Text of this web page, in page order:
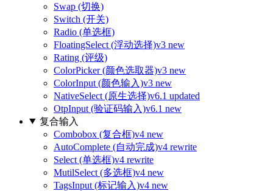
Swap (切换)
Switch (开关)
Radio (单选框)
FloatingSelect (浮动选择)v3 new
Rating (评级)
ColorPicker (颜色选取器)v3 new
ColorInput (颜色输入)v3 new
NativeSelect (原生选择)v6.1 updated
OtpInput (验证码输入)v6.1 new
复合输入
Combobox (复合框)v4 new
AutoComplete (自动完成)v4 rewrite
Select (单选框)v4 rewrite
MutilSelect (多选框)v4 new
TagsInput (标记输入)v4 new